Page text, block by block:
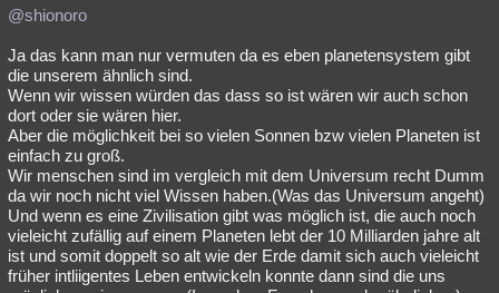
@shionoro
Ja das kann man nur vermuten da es eben planetensystem gibt
die unserem ähnlich sind.
Wenn wir wissen würden das dass so ist wären wir auch schon
dort oder sie wären hier.
Aber die möglichkeit bei so vielen Sonnen bzw vielen Planeten ist
einfach zu groß.
Wir menschen sind im vergleich mit dem Universum recht Dumm
da wir noch nicht viel Wissen haben.(Was das Universum angeht)
Und wenn es eine Zivilisation gibt was möglich ist, die auch noch
vieleicht zufällig auf einem Planeten lebt der 10 Milliarden jahre alt
ist und somit doppelt so alt wie der Erde damit sich auch vieleicht
früher intliigentes Leben entwickeln konnte dann sind die uns